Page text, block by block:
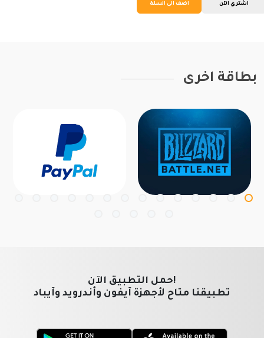
اشتري الآن اضف الى السلة
بطاقة اخرى
!حمل التطبيق الآن
تطبيقنا متاح لأجهزة آيفون وأندرويد وآيباد